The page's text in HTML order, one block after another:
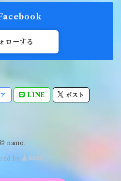
ローする
LINE ポスト
namo.
by